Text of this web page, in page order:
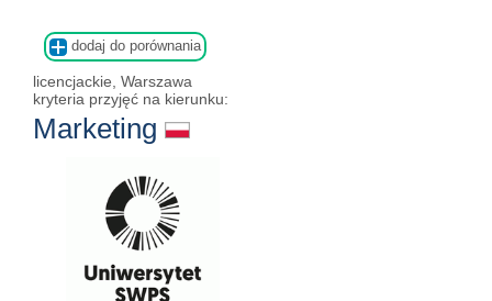
dodaj do porównania
licencjackie, Warszawa
kryteria przyjęć na kierunku:
Marketing